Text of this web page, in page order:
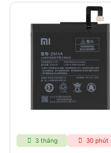
3 tháng 30 phút